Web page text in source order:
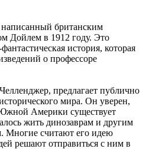
британским
Дойлем в 1912 году. Это
история, которая
о профессоре
предлагает публично
мира. Он уверен,
Америки существует
жить динозаврам и другим
Многие считают его идею
решают отправиться с ним в